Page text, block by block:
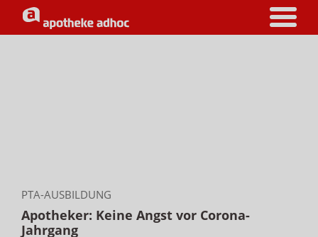
PTA-AUSBILDUNG
Apotheker: Keine Angst vor Corona-
Jahrgang